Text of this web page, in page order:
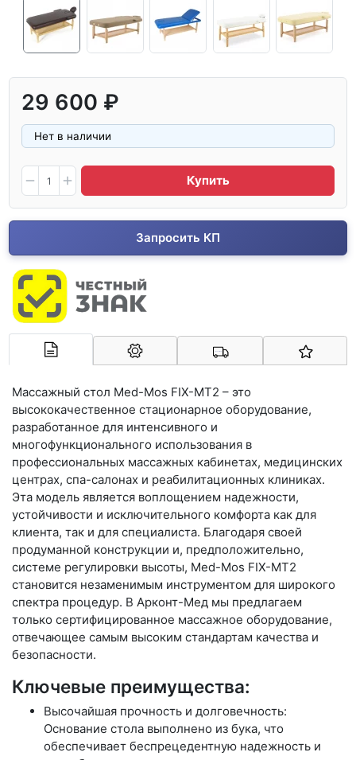
29 600 ₽
Нет в наличии
Купить
Запросить КП
Арконт-Мед
Массажный стол Med-Mos FIX-MT2 – это
высококачественное стационарное оборудование,
разработанное для интенсивного и
многофункционального использования в
профессиональных массажных кабинетах, медицинских
центрах, спа-салонах и реабилитационных клиниках.
Эта модель является воплощением надежности,
устойчивости и исключительного комфорта как для
клиента, так и для специалиста. Благодаря своей
продуманной конструкции и, предположительно,
системе регулировки высоты, Med-Mos FIX-MT2
становится незаменимым инструментом для широкого
спектра процедур. В Арконт-Мед мы предлагаем
только сертифицированное массажное оборудование,
отвечающее самым высоким стандартам качества и
безопасности.
Ключевые преимущества:
Высочайшая прочность и долговечность:
Основание стола выполнено из бука, что
обеспечивает беспрецедентную надежность и